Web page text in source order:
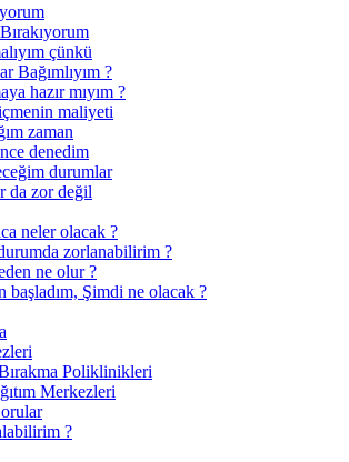
çünkü
Bağımlıyım ?
hazır mıyım ?
maliyeti
zaman
denedim
durumlar
da zor değil
neler olacak ?
zorlanabilirim ?
ne olur ?
başladım, Şimdi ne olacak ?
Poliklinikleri
Merkezleri
?